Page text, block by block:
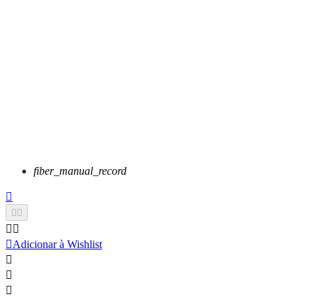
fiber_manual_record

 
 
Adicionar à Wishlist


